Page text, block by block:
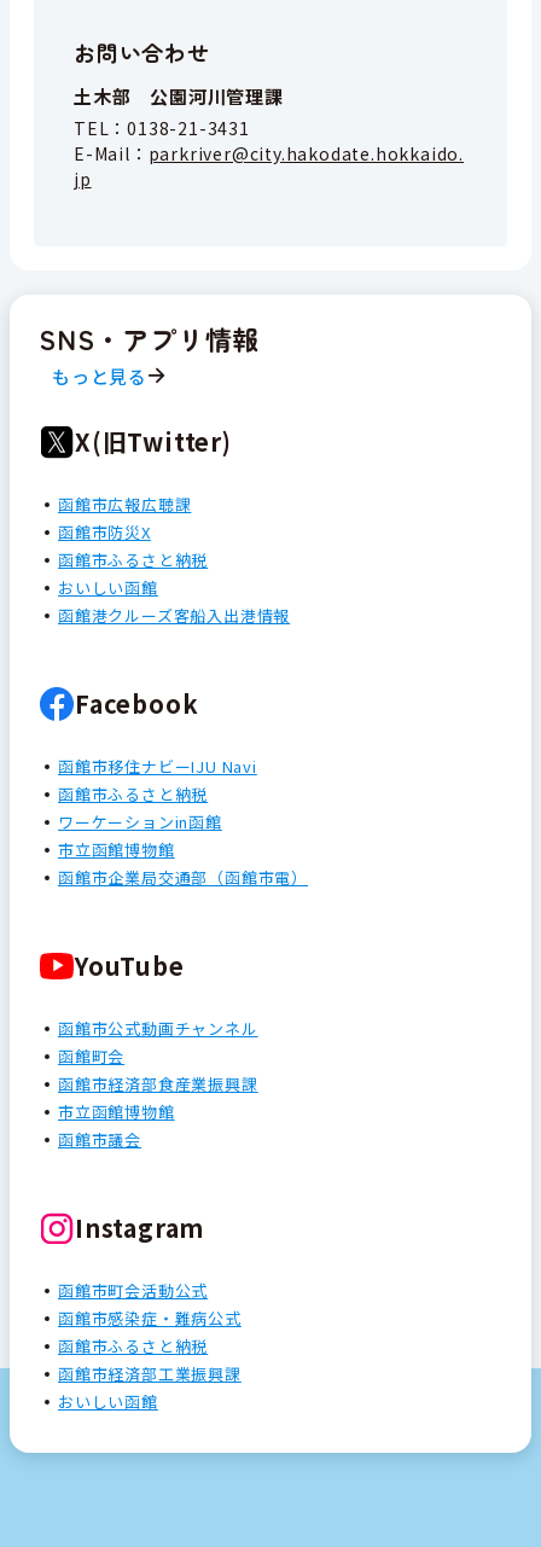
お問い合わせ
土木部 公園河川管理課
TEL：0138-21-3431
E-Mail： parkriver@city.hakodate.hokkaido.
jp
SNS・アプリ情報
もっと見る
X(旧Twitter)
函館市広報広聴課
函館市防災X
函館市ふるさと納税
おいしい函館
函館港クルーズ客船入出港情報
Facebook
函館市移住ナビーIJU Navi
函館市ふるさと納税
ワーケーションin函館
市立函館博物館
函館市企業局交通部（函館市電）
YouTube
函館市公式動画チャンネル
函館町会
函館市経済部食産業振興課
市立函館博物館
函館市議会
Instagram
函館市町会活動公式
函館市感染症・難病公式
函館市ふるさと納税
函館市経済部工業振興課
おいしい函館